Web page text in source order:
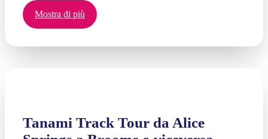
cascate orizzontali Opzioni aggiuntive
Mostra di più
Tanami Track Tour da Alice